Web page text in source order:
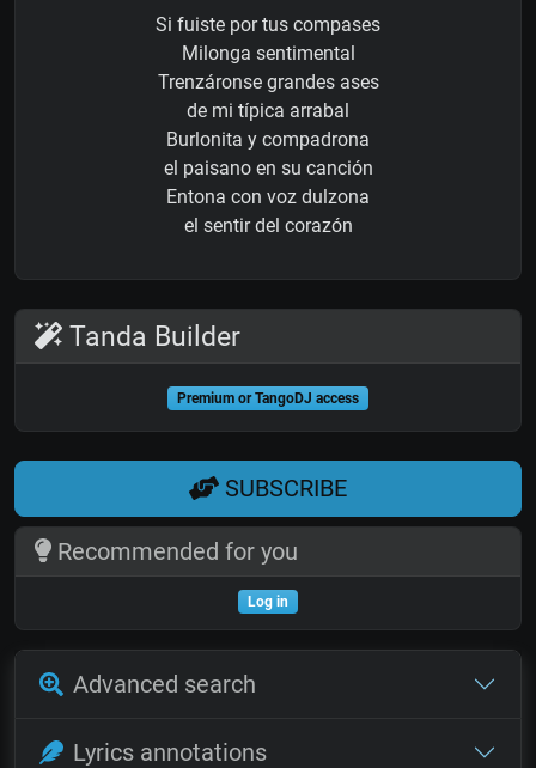
Si fuiste por tus compases
Milonga sentimental
Trenzáronse grandes ases
de mi típica arrabal
Burlonita y compadrona
el paisano en su canción
Entona con voz dulzona
el sentir del corazón
Tanda Builder
Premium or TangoDJ access
SUBSCRIBE
Recommended for you
Log in
Advanced search
Lyrics annotations